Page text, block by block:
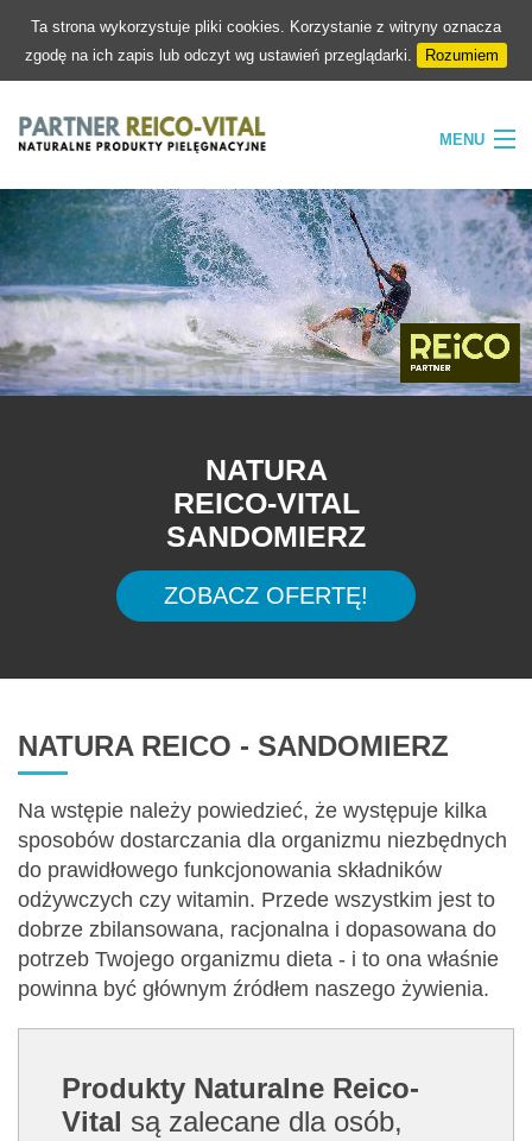
Ta strona wykorzystuje pliki cookies. Korzystanie z witryny oznacza
zgodę na ich zapis lub odczyt wg ustawień przeglądarki.
Rozumiem
MENU
HOME
FIRMA
NATURA
PIELĘGNACJA
SKLEP
NATURA
REICO-VITAL
SANDOMIERZ
ZOBACZ OFERTĘ!
NATURA REICO - SANDOMIERZ
Na wstępie należy powiedzieć, że występuje kilka
sposobów dostarczania dla organizmu niezbędnych
do prawidłowego funkcjonowania składników
odżywczych czy witamin. Przede wszystkim jest to
dobrze zbilansowana, racjonalna i dopasowana do
potrzeb Twojego organizmu dieta - i to ona właśnie
powinna być głównym źródłem naszego żywienia.
Produkty Naturalne Reico-
Vital są zalecane dla osób,